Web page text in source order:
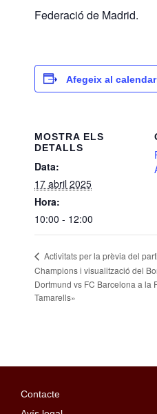
Federació de Madrid.
Afegeix al
MOSTRA ELS
DETALLS
Data:
17 abril 2025
Hora:
10:00 - 12:00
Activitats per la prèvia del
Champions i visualització del
Dortmund vs FC Barcelona a la
Tamarells»
Contacte